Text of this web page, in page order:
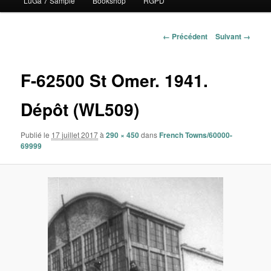
contenu
Navigation
← Précédent Suivant →
F-62500 St Omer. 1941.
Dépôt (WL509)
Publié le 17 juillet 2017à290 × 450dans French Towns/60000-
69999